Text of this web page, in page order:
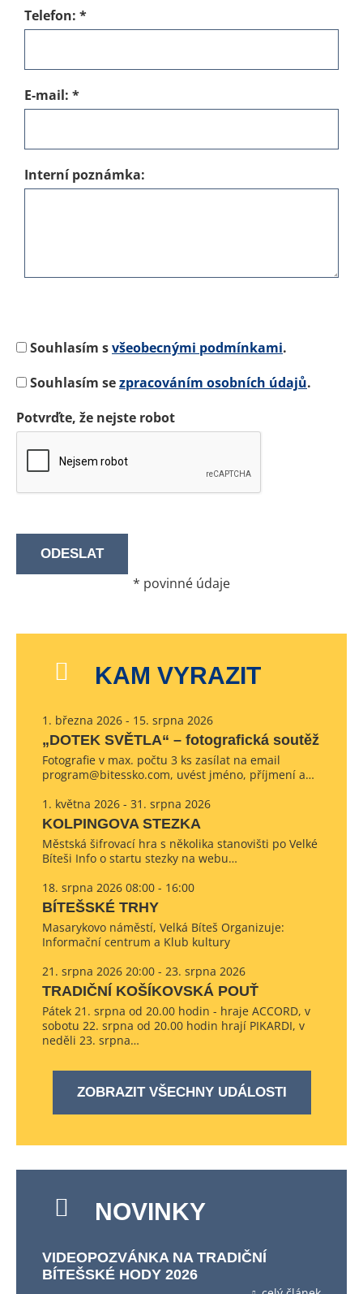
Telefon: *
E-mail: *
Interní poznámka:
Souhlasím svšeobecnými podmínkami.
Souhlasím sezpracováním osobních údajů.
Potvrďte, že nejste robot
* povinné údaje
KAM VYRAZIT
1. března 2026 - 15. srpna 2026
„DOTEK SVĚTLA“ – fotografická soutěž
Fotografie v max. počtu 3 ks zasílat na email
program@bitessko.com, uvést jméno, příjmení a…
1. května 2026 - 31. srpna 2026
KOLPINGOVA STEZKA
Městská šifrovací hra s několika stanovišti po Velké
Bíteši Info o startu stezky na webu…
18. srpna 2026 08:00 - 16:00
BÍTEŠSKÉ TRHY
Masarykovo náměstí, Velká Bíteš Organizuje:
Informační centrum a Klub kultury
21. srpna 2026 20:00 - 23. srpna 2026
TRADIČNÍ KOŠÍKOVSKÁ POUŤ
Pátek 21. srpna od 20.00 hodin - hraje ACCORD, v
sobotu 22. srpna od 20.00 hodin hrají PIKARDI, v
neděli 23. srpna…
ZOBRAZIT VŠECHNY UDÁLOSTI
NOVINKY
VIDEOPOZVÁNKA NA TRADIČNÍ
BÍTEŠSKÉ HODY 2026